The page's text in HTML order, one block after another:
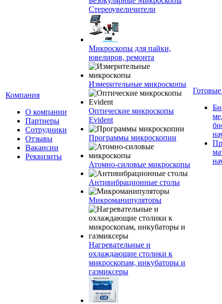
Компания
О компании
Партнеры
Сотрудники
Отзывы
Вакансии
Реквизиты
Стереоувеличители
Микроскопы для пайки,
ювелиров, ремонта
Измерительные микроскопы
Оптические микроскопы
Evident
Программы микроскопии
Атомно-силовые микроскопы
Антивибрационные столы
Микроманипуляторы
Нагревательные и
охлаждающие столики к
микроскопам, инкубаторы и
газмиксеры